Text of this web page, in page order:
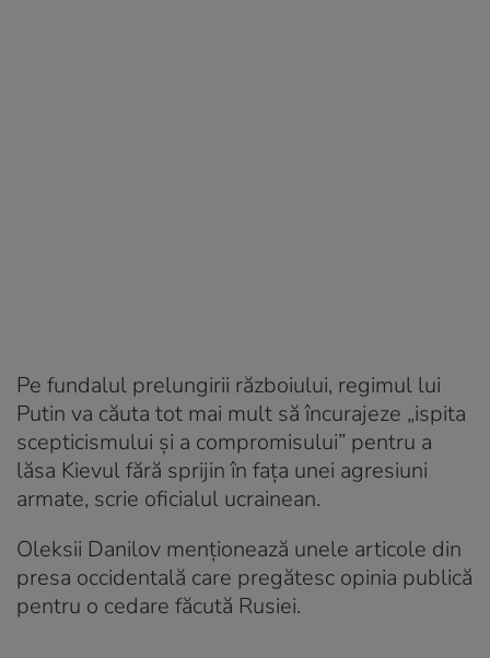
Pe fundalul prelungirii războiului, regimul lui
Putin va căuta tot mai mult să încurajeze „ispita
scepticismului și a compromisului” pentru a
lăsa Kievul fără sprijin în fața unei agresiuni
armate, scrie oficialul ucrainean.
Oleksii Danilov menționează unele articole din
presa occidentală care pregătesc opinia publică
pentru o cedare făcută Rusiei.